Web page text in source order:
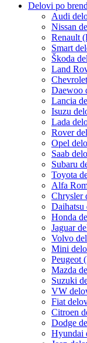
Delovi po
Audi
Nissan
Renault
Smart
Škoda
Land
Daewoo
Lancia
Isuzu
Lada
Rover
Opel
Saab
Subaru
Toyota
Alfa
Chrysler
Daihatsu
Honda
Jaguar
Volvo
Mini
Peugeot
Mazda
Suzuki
VW
Fiat
Citroen
Dodge
Hyundai